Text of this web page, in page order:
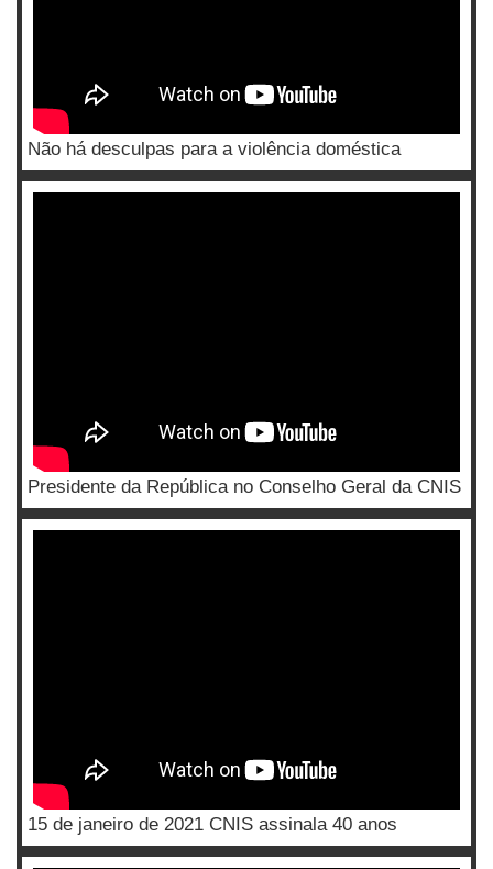
Não há desculpas para a violência doméstica
Presidente da República no Conselho Geral da CNIS
15 de janeiro de 2021 CNIS assinala 40 anos